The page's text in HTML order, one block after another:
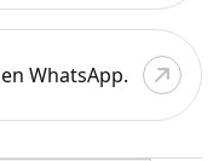
en WhatsApp.